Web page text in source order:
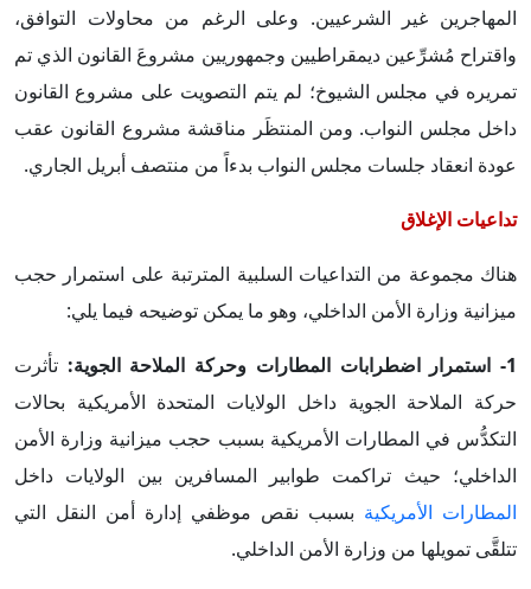
المهاجرين غير الشرعيين. وعلى الرغم من محاولات التوافق،
واقتراح مُشرِّعين ديمقراطيين وجمهوريين مشروعَ القانون الذي تم
تمريره في مجلس الشيوخ؛ لم يتم التصويت على مشروع القانون
داخل مجلس النواب. ومن المنتظَر مناقشة مشروع القانون عقب
عودة انعقاد جلسات مجلس النواب بدءاً من منتصف أبريل الجاري.
تداعيات الإغلاق
هناك مجموعة من التداعيات السلبية المترتبة على استمرار حجب
ميزانية وزارة الأمن الداخلي، وهو ما يمكن توضيحه فيما يلي:
1- استمرار اضطرابات المطارات وحركة الملاحة الجوية:
تأثرت
حركة الملاحة الجوية داخل الولايات المتحدة الأمريكية بحالات
التكدُّس في المطارات الأمريكية بسبب حجب ميزانية وزارة الأمن
الداخلي؛ حيث تراكمت طوابير المسافرين بين الولايات داخل
المطارات الأمريكية بسبب نقص موظفي إدارة أمن النقل التي
تتلقَّى تمويلها من وزارة الأمن الداخلي.